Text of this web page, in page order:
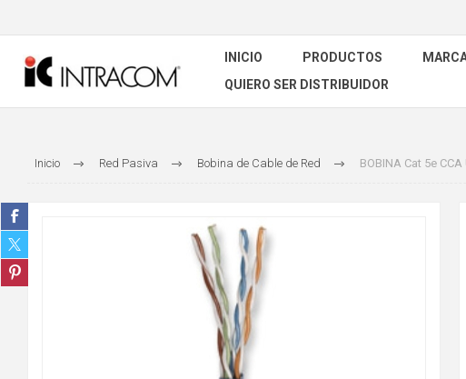
INICIO PRODUCTOS
QUIERO SER DISTRIBUIDOR
Inicio Red Pasiva Bobina de Cable de Red BOBINA Cat 5e